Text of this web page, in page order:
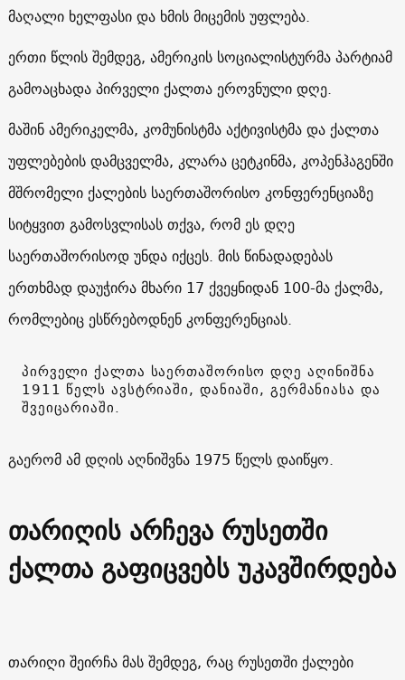
მაღალი ხელფასი და ხმის მიცემის უფლება.
ერთი წლის შემდეგ, ამერიკის სოციალისტურმა პარტიამ
გამოაცხადა პირველი ქალთა ეროვნული დღე.
მაშინ ამერიკელმა, კომუნისტმა აქტივისტმა და ქალთა
უფლებების დამცველმა, კლარა ცეტკინმა, კოპენჰაგენში
მშრომელი ქალების საერთაშორისო კონფერენციაზე
სიტყვით გამოსვლისას თქვა, რომ ეს დღე
საერთაშორისოდ უნდა იქცეს. მის წინადადებას
ერთხმად დაუჭირა მხარი 17 ქვეყნიდან 100-მა ქალმა,
რომლებიც ესწრებოდნენ კონფერენციას.
პირველი ქალთა საერთაშორისო დღე აღინიშნა
1911 წელს ავსტრიაში, დანიაში, გერმანიასა და
შვეიცარიაში.
გაერომ ამ დღის აღნიშვნა 1975 წელს დაიწყო.
თარიღის არჩევა რუსეთში
ქალთა გაფიცვებს უკავშირდება
თარიღი შეირჩა მას შემდეგ, რაც რუსეთში ქალები